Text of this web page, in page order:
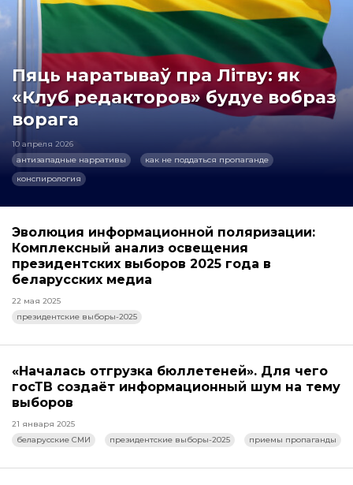
Пяць наратываў пра Літву: як
«Клуб редакторов» будуе вобраз
ворага
10 апреля 2026
антизападные нарративы
как не поддаться пропаганде
конспирология
Эволюция информационной поляризации:
Комплексный анализ освещения
президентских выборов 2025 года в
беларусских медиа
22 мая 2025
президентские выборы-2025
«Началась отгрузка бюллетеней». Для чего
госТВ создаёт информационный шум на тему
выборов
21 января 2025
беларусские СМИ
президентские выборы-2025 приемы пропаганды